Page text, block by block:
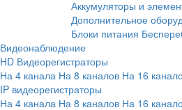
Аккумуляторы и
Дополнительное
Блоки питания
Видеонаблюдение
HD Видеорегистраторы
На 4 канала На 8 каналов На 16
IP видеорегистраторы
На 4 канала На 8 каналов На 16